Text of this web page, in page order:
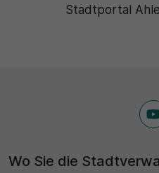
Stadtportal
Wo Sie die